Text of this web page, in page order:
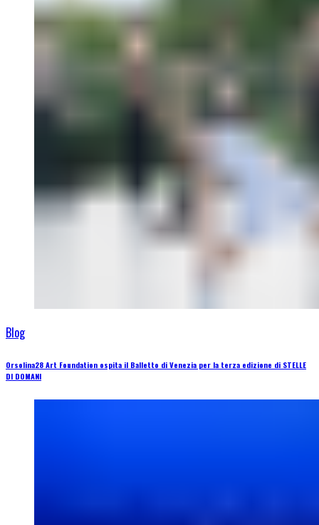
Blog
Orsolina28 Art Foundation ospita il Balletto di Venezia per la terza edizione di STELLE
DI DOMANI